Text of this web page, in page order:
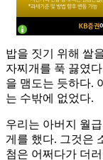
밥을 짓기 위해 쌀
자찌개를 푹 끓였
을 맴도는 듯하다.
는 수밖에 없었다.
우리는 아버지 월
게를 했다. 그것은
첨은 어쩌다가 더